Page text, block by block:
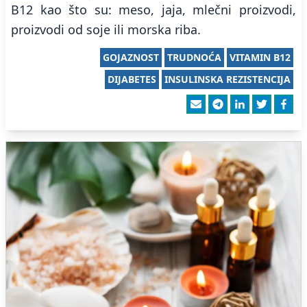
B12 kao što su: meso, jaja, mlečni proizvodi,
proizvodi od soje ili morska riba.
VITAMIN B12
TRUDNOĆA
GOJAZNOST
INSULINSKA REZISTENCIJA
DIJABETES